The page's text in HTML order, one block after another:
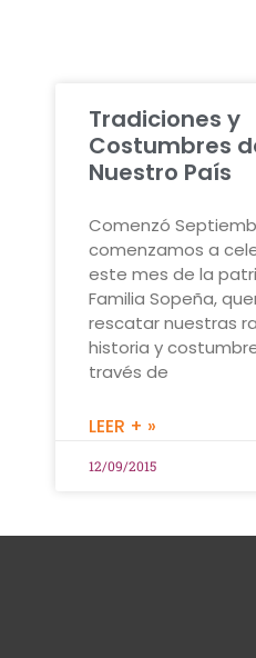
Tradiciones y
Costumbres
Nuestro País
Comenzó
comenzamos a
este mes de la
Familia Sopeña,
rescatar nuestras
historia y
través de
LEER + »
12/09/2015